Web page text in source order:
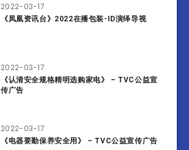
2022-03-17
《凤凰资讯台》2022在播包装-ID演绎导视
2022-03-17
《认清安全规格精明选购家电》 – TVC公益宣
传广告
2022-03-17
《电器要勤保养安全用》 – TVC公益宣传广告